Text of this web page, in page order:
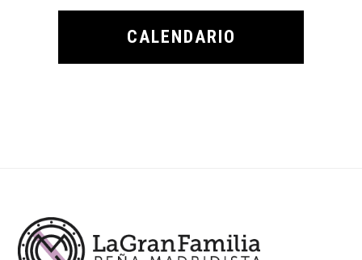
CALENDARIO